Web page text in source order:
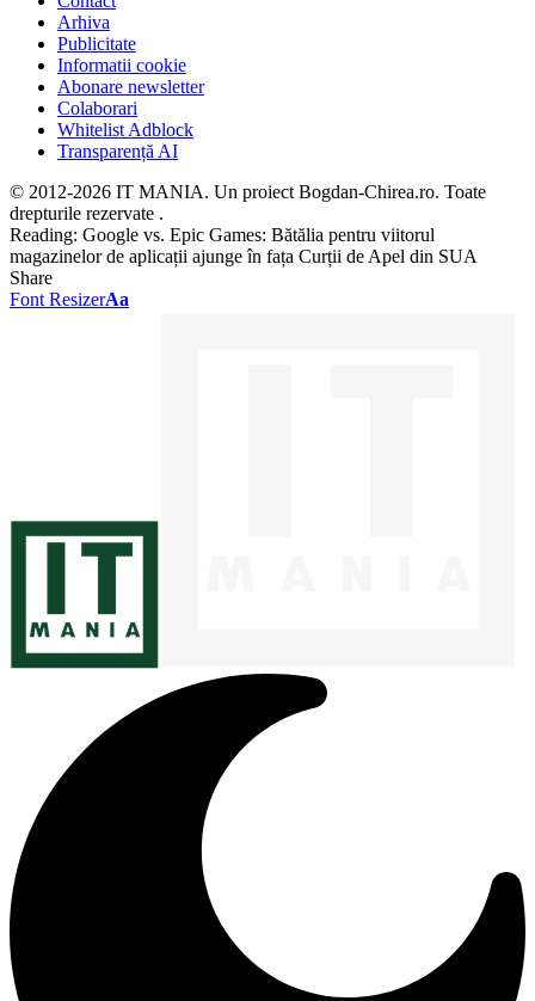
Arhiva
Publicitate
Informatii cookie
Abonare newsletter
Colaborari
Whitelist Adblock
Transparență AI
© 2012-2026 IT MANIA. Un proiect Bogdan-Chirea.ro. Toate
drepturile rezervate .
Reading: Google vs. Epic Games: Bătălia pentru viitorul
magazinelor de aplicații ajunge în fața Curții de Apel din SUA
Share
Font ResizerAa